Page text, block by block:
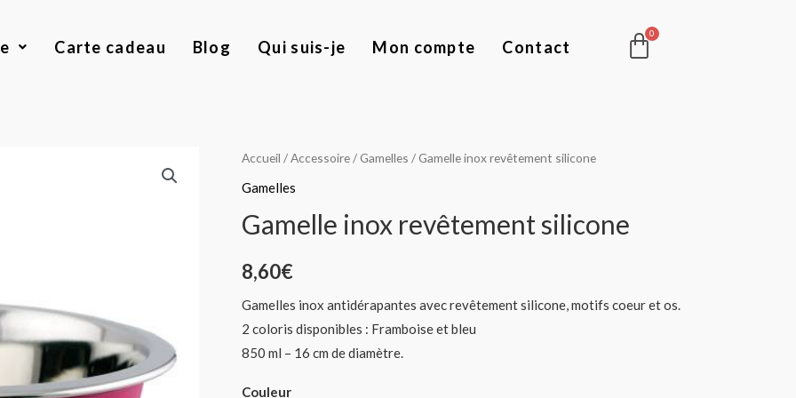
Carte cadeau Blog Qui suis-je Mon compte Contact Panier
Accueil /Accessoire/Gamelles / Gamelle inox revêtement silicone
Gamelles
Gamelle inox revêtement silicone
8,60€
Gamelles inox antidérapantes avec revêtement silicone, motifs coeur et os.
2 coloris disponibles : Framboise et bleu
850 ml – 16 cm de diamètre.
Couleur
quantité
de
inox
silicone